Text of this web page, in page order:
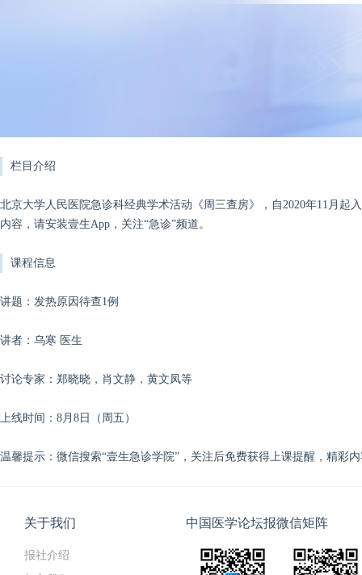
栏目介绍
北京大学人民医院急诊科经典学术活动《周三查房》，自2020年11月
内容，请安装壹生App，关注“急诊”频道。
课程信息
讲题： 发热原因待查1例
讲者：乌寒 医生
讨论专家：郑晓晓，肖文静，黄文凤等
上线时间：8月8日（周五）
温馨提示：微信搜索“壹生急诊学院”，关注后免费获得上课提醒，精彩
关于我们
报社介绍
中国医学论坛报微信矩阵